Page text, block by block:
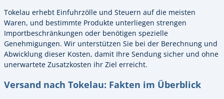
Tokelau erhebt Einfuhrzölle und Steuern auf die meisten
Waren, und bestimmte Produkte unterliegen strengen
Importbeschränkungen oder benötigen spezielle
Genehmigungen. Wir unterstützen Sie bei der Berechnung und
Abwicklung dieser Kosten, damit Ihre Sendung sicher und ohne
unerwartete Zusatzkosten ihr Ziel erreicht.
Versand nach Tokelau: Fakten im Überblick